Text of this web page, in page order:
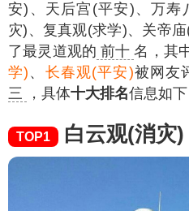
安)、天后宫(平安)、万寿
灾)、复真观(求学)、关帝
了最灵道观的 前十 名，其
学) 、 长春观(平安)被网友
三
，具体十大排名信息如下
TOP1 白云观(消灾)